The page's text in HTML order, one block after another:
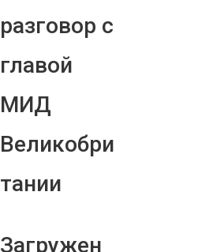
разговор с
главой
МИД
Великобри
тании
Загружен